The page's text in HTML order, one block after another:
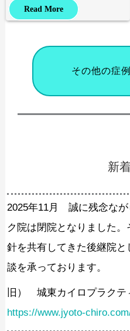
Read More
その他の症
新
2025年11月 誠に残念なが
ク院は閉院となりました
針を共有してきた後継院
談を承っております。
旧） 城東カイロプラク
https://www.jyoto-